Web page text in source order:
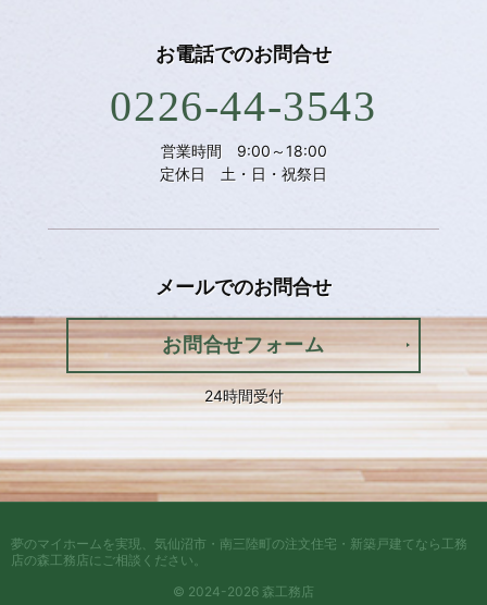
お電話でのお問合せ
0226-44-3543
営業時間 9:00～18:00
定休日 土・日・祝祭日
メールでのお問合せ
お問合せフォーム
24時間受付
© 2024-2026 森工務店
夢のマイホームを実現、 気仙沼市・南三陸町の注文住宅・新築戸建てなら工務
店の森工務店にご相談ください。